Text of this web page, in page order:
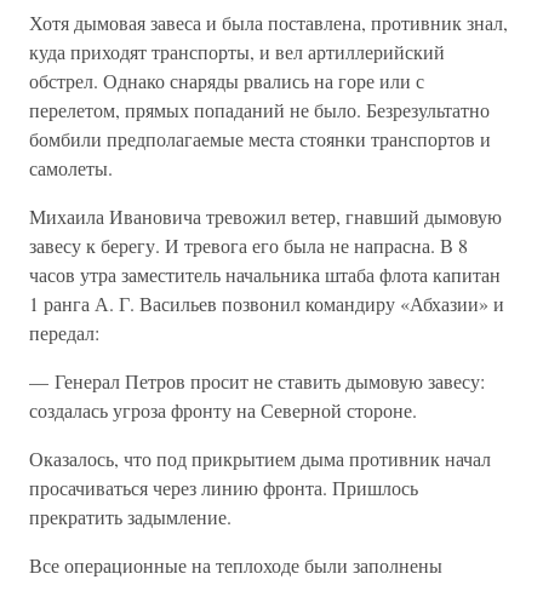
Хотя дымовая завеса и была поставлена, противник знал,
куда приходят транспорты, и вел артиллерийский
обстрел. Однако снаряды рвались на горе или с
перелетом, прямых попаданий не было. Безрезультатно
бомбили предполагаемые места стоянки транспортов и
самолеты.
Михаила Ивановича тревожил ветер, гнавший дымовую
завесу к берегу. И тревога его была не напрасна. В 8
часов утра заместитель начальника штаба флота капитан
1 ранга А. Г. Васильев позвонил командиру «Абхазии» и
передал:
— Генерал Петров просит не ставить дымовую завесу:
создалась угроза фронту на Северной стороне.
Оказалось, что под прикрытием дыма противник начал
просачиваться через линию фронта. Пришлось
прекратить задымление.
Все операционные на теплоходе были заполнены